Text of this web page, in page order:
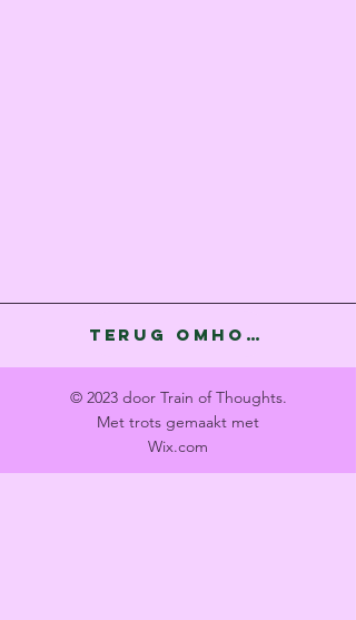
Terug omhoog
© 2023 door Train of Thoughts.
Met trots gemaakt met
Wix.com